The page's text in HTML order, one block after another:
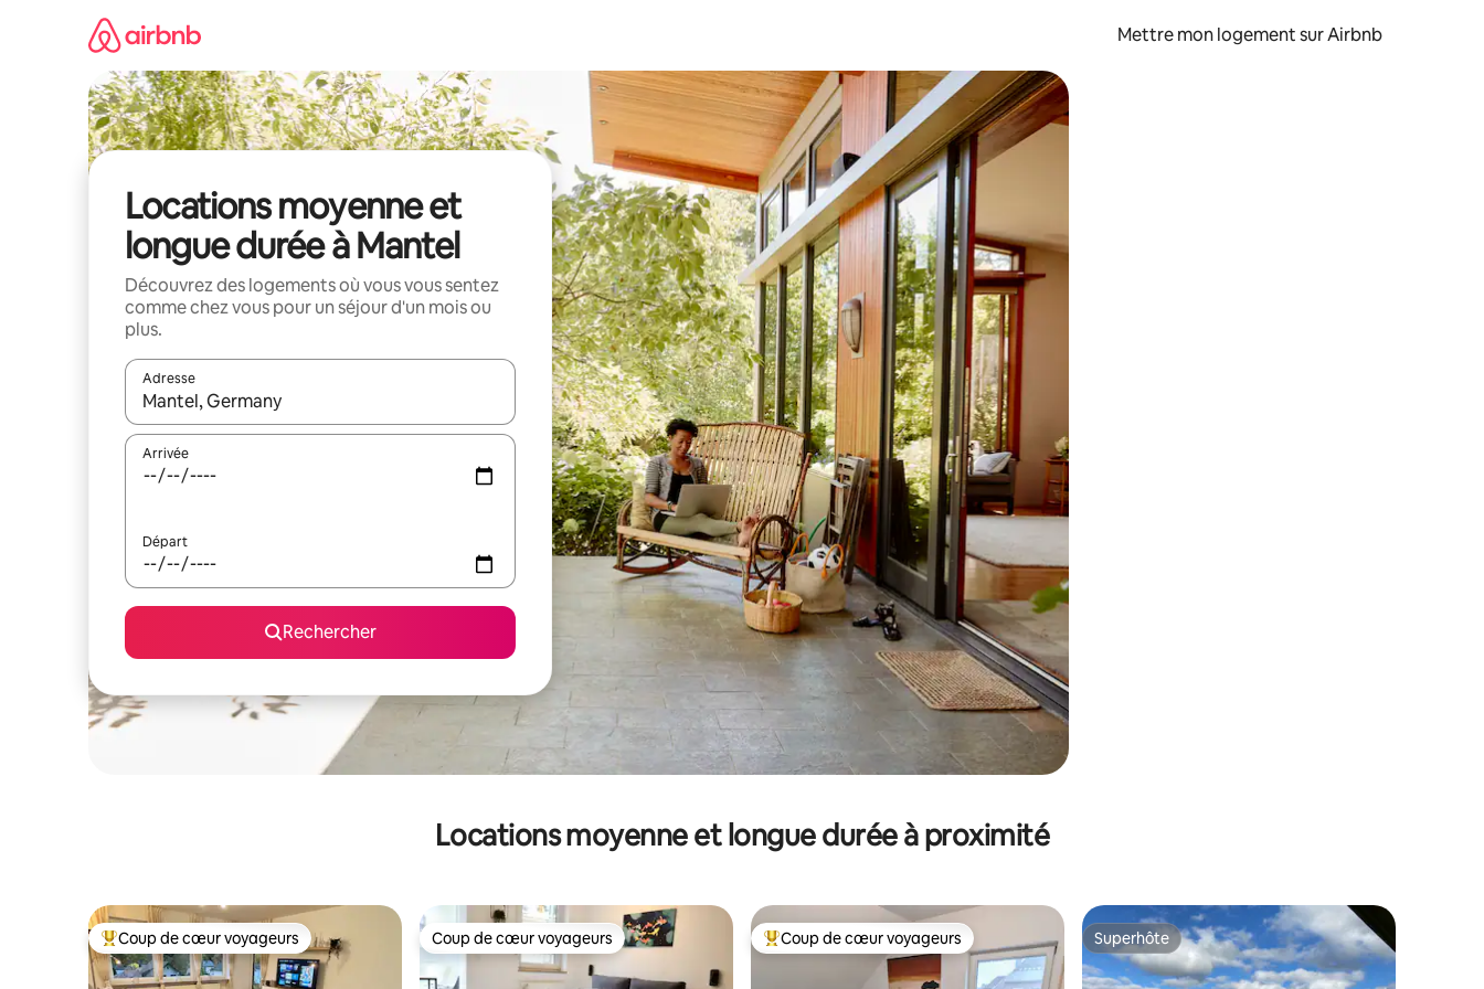
Mettre mon logement sur Airbnb
Locations moyenne et
longue durée à Mantel
Découvrez des logements où vous vous sentez
comme chez vous pour un séjour d'un mois ou
plus.
Adresse
Lorsque les résultats s'affichent, utilisez les flèches vers le haut et vers le bas pour les parcourir ou en appuyant et en faisant glisser.
Arrivée
Départ
Rechercher
Locations moyenne et longue durée à proximité
Coups de cœur voyageurs les plus appréciés
Coup de cœur voyageurs Coup de cœur voyageurs
Coup de cœur voyageurs Coups de cœur voyageurs les plus appréciés
Coup de cœur voyageurs Superhôte
Superhôte